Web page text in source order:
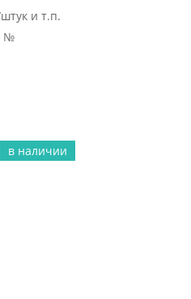
и т.п.
№
в наличии